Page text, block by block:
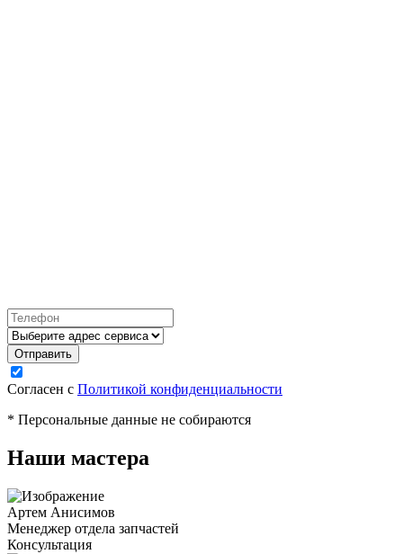
Согласен с Политикой конфиденциальности
* Персональные данные не собираются
Наши мастера
Артем Анисимов
Менеджер отдела запчастей
Консультация